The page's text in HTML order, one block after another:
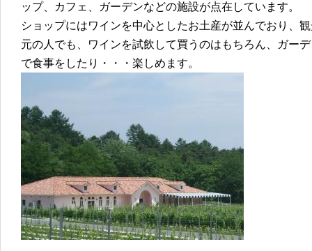
ップ、カフェ、ガーデンなどの施設が点在しています。
ショップにはワインを中心としたお土産が並んでおり、
元の人でも、ワインを試飲して買うのはもちろん、ガー
で食事をしたり・・・楽しめます。